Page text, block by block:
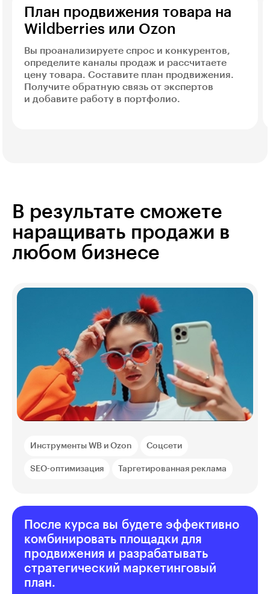
План продвижения товара на
Wildberries или Ozon
Вы проанализируете спрос и конкурентов,
определите каналы продаж и рассчитаете
цену товара. Составите план продвижения.
Получите обратную связь от экспертов
и добавите работу в портфолио.
В результате сможете
наращивать продажи в
любом бизнесе
Инструменты WB и Ozon Соцсети
SEO-оптимизация Таргетированная реклама
После курса вы будете эффективно
комбинировать площадки для
продвижения и разрабатывать
стратегический маркетинговый
план.